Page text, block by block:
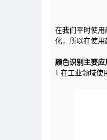
在我们平时使
化，所以在使用
颜色识别主要应
1.在工业领域使